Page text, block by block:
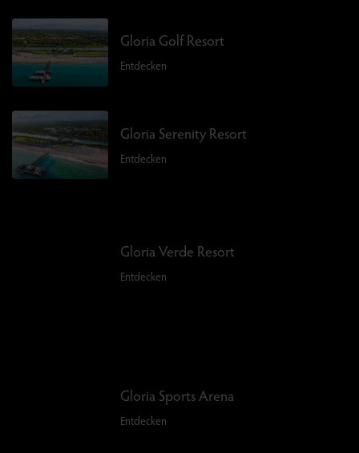
Gloria Golf Resort
Entdecken
Gloria Serenity Resort
Entdecken
Gloria Verde Resort
Entdecken
Gloria Sports Arena
Entdecken